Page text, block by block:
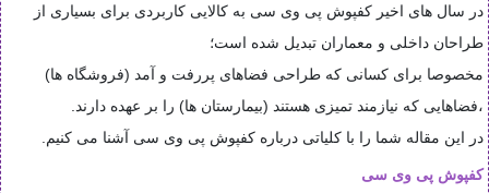
در سال های اخیر کفپوش پی وی سی به کالایی کاربردی برای بسیاری از
طراحان داخلی و معماران تبدیل شده است؛
مخصوصا برای کسانی که طراحی فضاهای پررفت و آمد (فروشگاه ها)
،فضاهایی که نیازمند تمیزی هستند (بیمارستان ها) را بر عهده دارند
در این مقاله شما را با کلیاتی درباره کفپوش پی وی سی آشنا می کنیم
کفپوش پی وی سی